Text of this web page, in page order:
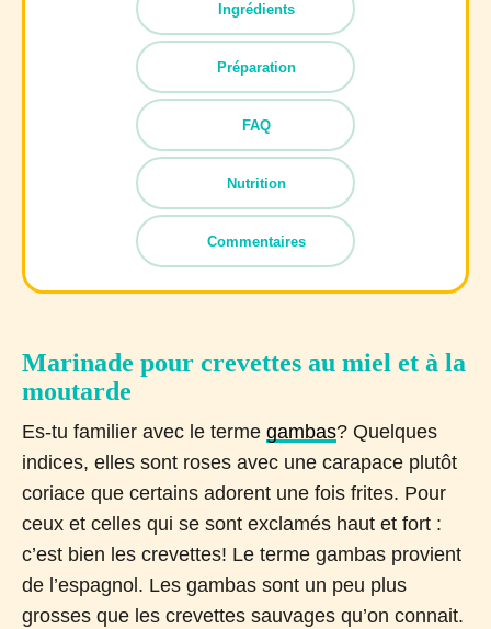
Ingrédients
Préparation
FAQ
Nutrition
Commentaires
Marinade pour crevettes au miel et à la
moutarde
Es-tu familier avec le terme gambas? Quelques
indices, elles sont roses avec une carapace plutôt
coriace que certains adorent une fois frites. Pour
ceux et celles qui se sont exclamés haut et fort :
c’est bien les crevettes! Le terme gambas provient
de l’espagnol. Les gambas sont un peu plus
grosses que les crevettes sauvages qu’on connait.